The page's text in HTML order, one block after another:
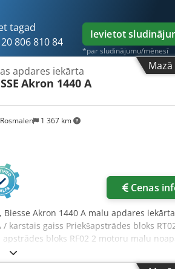
tagad
806 810 84
Ievietot
*par sludinājumu/mēnesī
1 367 km
apdares iekārta
Akron 1440 A
Cenas
, Biesse Akron 1440 A malu apdares iekārta
karstais gaiss Priekšapstrādes bloks
bloks RF02 2 motoru malu
RC02 SLIPĒŠANAS BLOKS SZ02
AUGSTAS KVALITĀTES UN AUGSTAS